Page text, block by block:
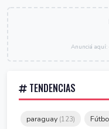
Anunciá aquí:
TENDENCIAS
paraguay (123)